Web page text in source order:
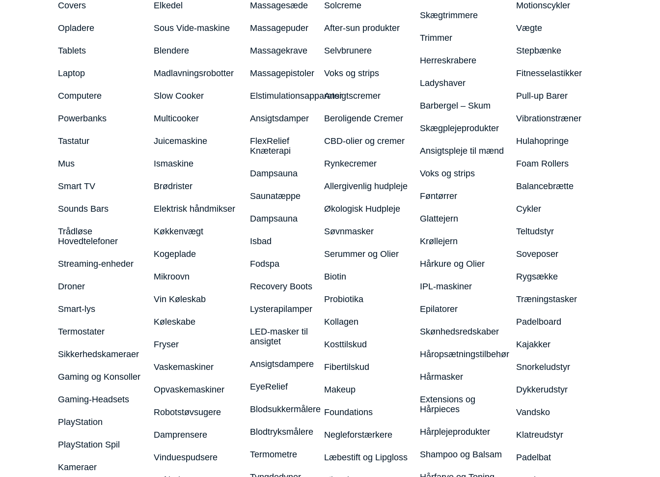
Covers
Opladere
Tablets
Laptop
Computere
Powerbanks
Tastatur
Mus
Smart TV
Sounds Bars
Trådløse
Hovedtelefoner
Streaming-enheder
Droner
Smart-lys
Termostater
Sikkerhedskameraer
Gaming og Konsoller
Gaming-Headsets
PlayStation
PlayStation Spil
Kameraer
Elkedel
Sous Vide-maskine
Blendere
Madlavningsrobotter
Slow Cooker
Multicooker
Juicemaskine
Ismaskine
Brødrister
Elektrisk håndmikser
Køkkenvægt
Kogeplade
Mikroovn
Vin Køleskab
Køleskabe
Fryser
Vaskemaskiner
Opvaskemaskiner
Robotstøvsugere
Damprensere
Vinduespudsere
Massagesæde
Massagepuder
Massagekrave
Massagepistoler
Elstimulationsapparater
Ansigtsdamper
FlexRelief
Knæterapi
Dampsauna
Saunatæppe
Dampsauna
Isbad
Fodspa
Recovery Boots
Lysterapilamper
LED-masker til
ansigtet
Ansigtsdampere
EyeRelief
Blodsukkermålere
Blodtryksmålere
Termometre
Solcreme
After-sun produkter
Selvbrunere
Voks og strips
Ansigtscremer
Beroligende Cremer
CBD-olier og cremer
Rynkecremer
Allergivenlig hudpleje
Økologisk Hudpleje
Søvnmasker
Serummer og Olier
Biotin
Probiotika
Kollagen
Kosttilskud
Fibertilskud
Makeup
Foundations
Negleforstærkere
Læbestift og Lipgloss
Skægtrimmere
Trimmer
Herreskrabere
Ladyshaver
Barbergel – Skum
Skægplejeprodukter
Ansigtspleje til mænd
Voks og strips
Føntørrer
Glattejern
Krøllejern
Hårkure og Olier
IPL-maskiner
Epilatorer
Skønhedsredskaber
Håropsætningstilbehør
Hårmasker
Extensions og
Hårpieces
Hårplejeprodukter
Shampoo og Balsam
Motionscykler
Vægte
Stepbænke
Fitnesselastikker
Pull-up Barer
Vibrationstræner
Hulahopringe
Foam Rollers
Balancebrætte
Cykler
Teltudstyr
Soveposer
Rygsække
Træningstasker
Padelboard
Kajakker
Snorkeludstyr
Dykkerudstyr
Vandsko
Klatreudstyr
Padelbat